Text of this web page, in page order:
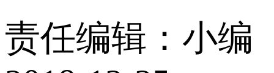
责任编辑：小编